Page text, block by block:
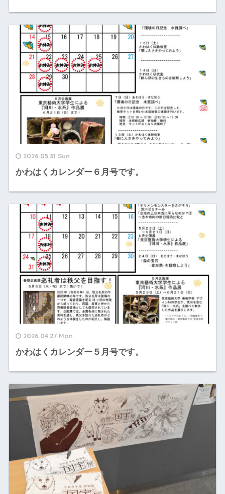
2026.05.31 Sun
かわはくカレンダー６月号です。
2026.04.27 Mon
かわはくカレンダー５月号です。